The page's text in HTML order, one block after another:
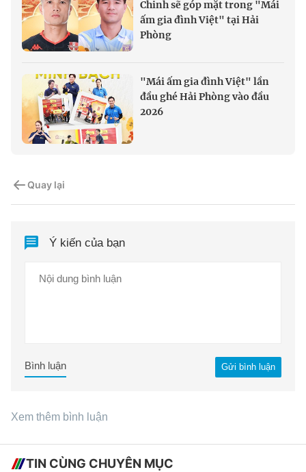
Chinh sẽ góp mặt trong "Mái
ấm gia đình Việt" tại Hải
Phòng
"Mái ấm gia đình Việt" lần
đầu ghé Hải Phòng vào đầu
2026
Quay lại
Ý kiến của bạn
Gửi bình luận
Bình luận
Xem thêm bình luận
TIN CÙNG CHUYÊN MỤC